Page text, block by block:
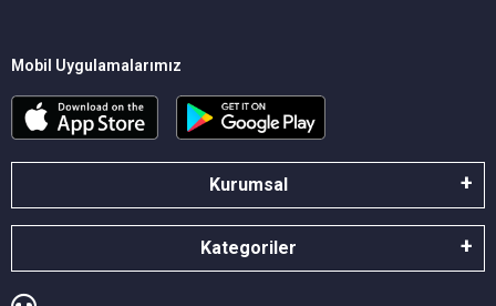
Mobil Uygulamalarımız
Kurumsal
Kategoriler